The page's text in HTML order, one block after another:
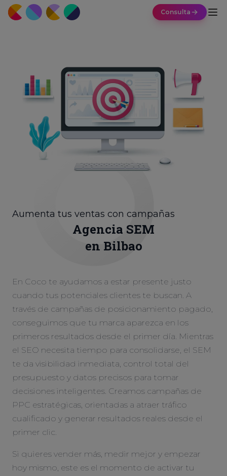
Consulta
Aumenta tus ventas con campañas
Agencia SEM
en Bilbao
En Coco te ayudamos a estar presente justo
cuando tus potenciales clientes te buscan. A
través de campañas de posicionamiento pagado,
conseguimos que tu marca aparezca en los
primeros resultados desde el primer día. Mientras
el SEO necesita tiempo para consolidarse, el SEM
te da visibilidad inmediata, control total del
presupuesto y datos precisos para tomar
decisiones inteligentes. Creamos campañas de
PPC estratégicas, orientadas a atraer tráfico
cualificado y generar resultados reales desde el
primer clic.
Si quieres vender más, medir mejor y empezar
hoy mismo, este es el momento de activar tu